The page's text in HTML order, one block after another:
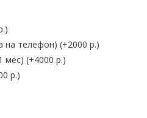
на телефон) (+2000 р.)
мес) (+4000 р.)
р.)